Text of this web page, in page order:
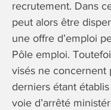
recrutement. Dans
peut alors être
une offre d’emploi
Pôle emploi.
visés ne concernent
derniers étant
voie d’arrêté